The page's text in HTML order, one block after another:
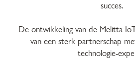
succes.
De ontwikkeling van de Melitta
van een sterk partnerschap
technologie-